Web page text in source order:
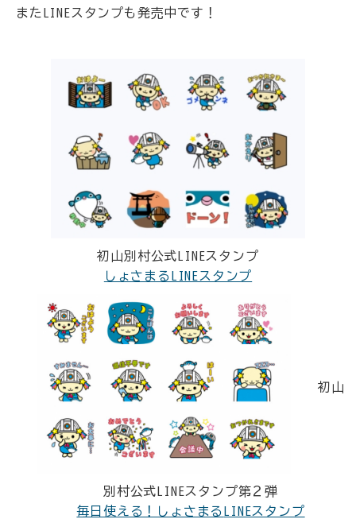
またLINEスタンプも発売中です！
初山別村公式LINEスタンプ
しょさまるLINEスタンプ
初山
別村公式LINEスタンプ第２弾
毎日使える！しょさまる
LINEスタンプ